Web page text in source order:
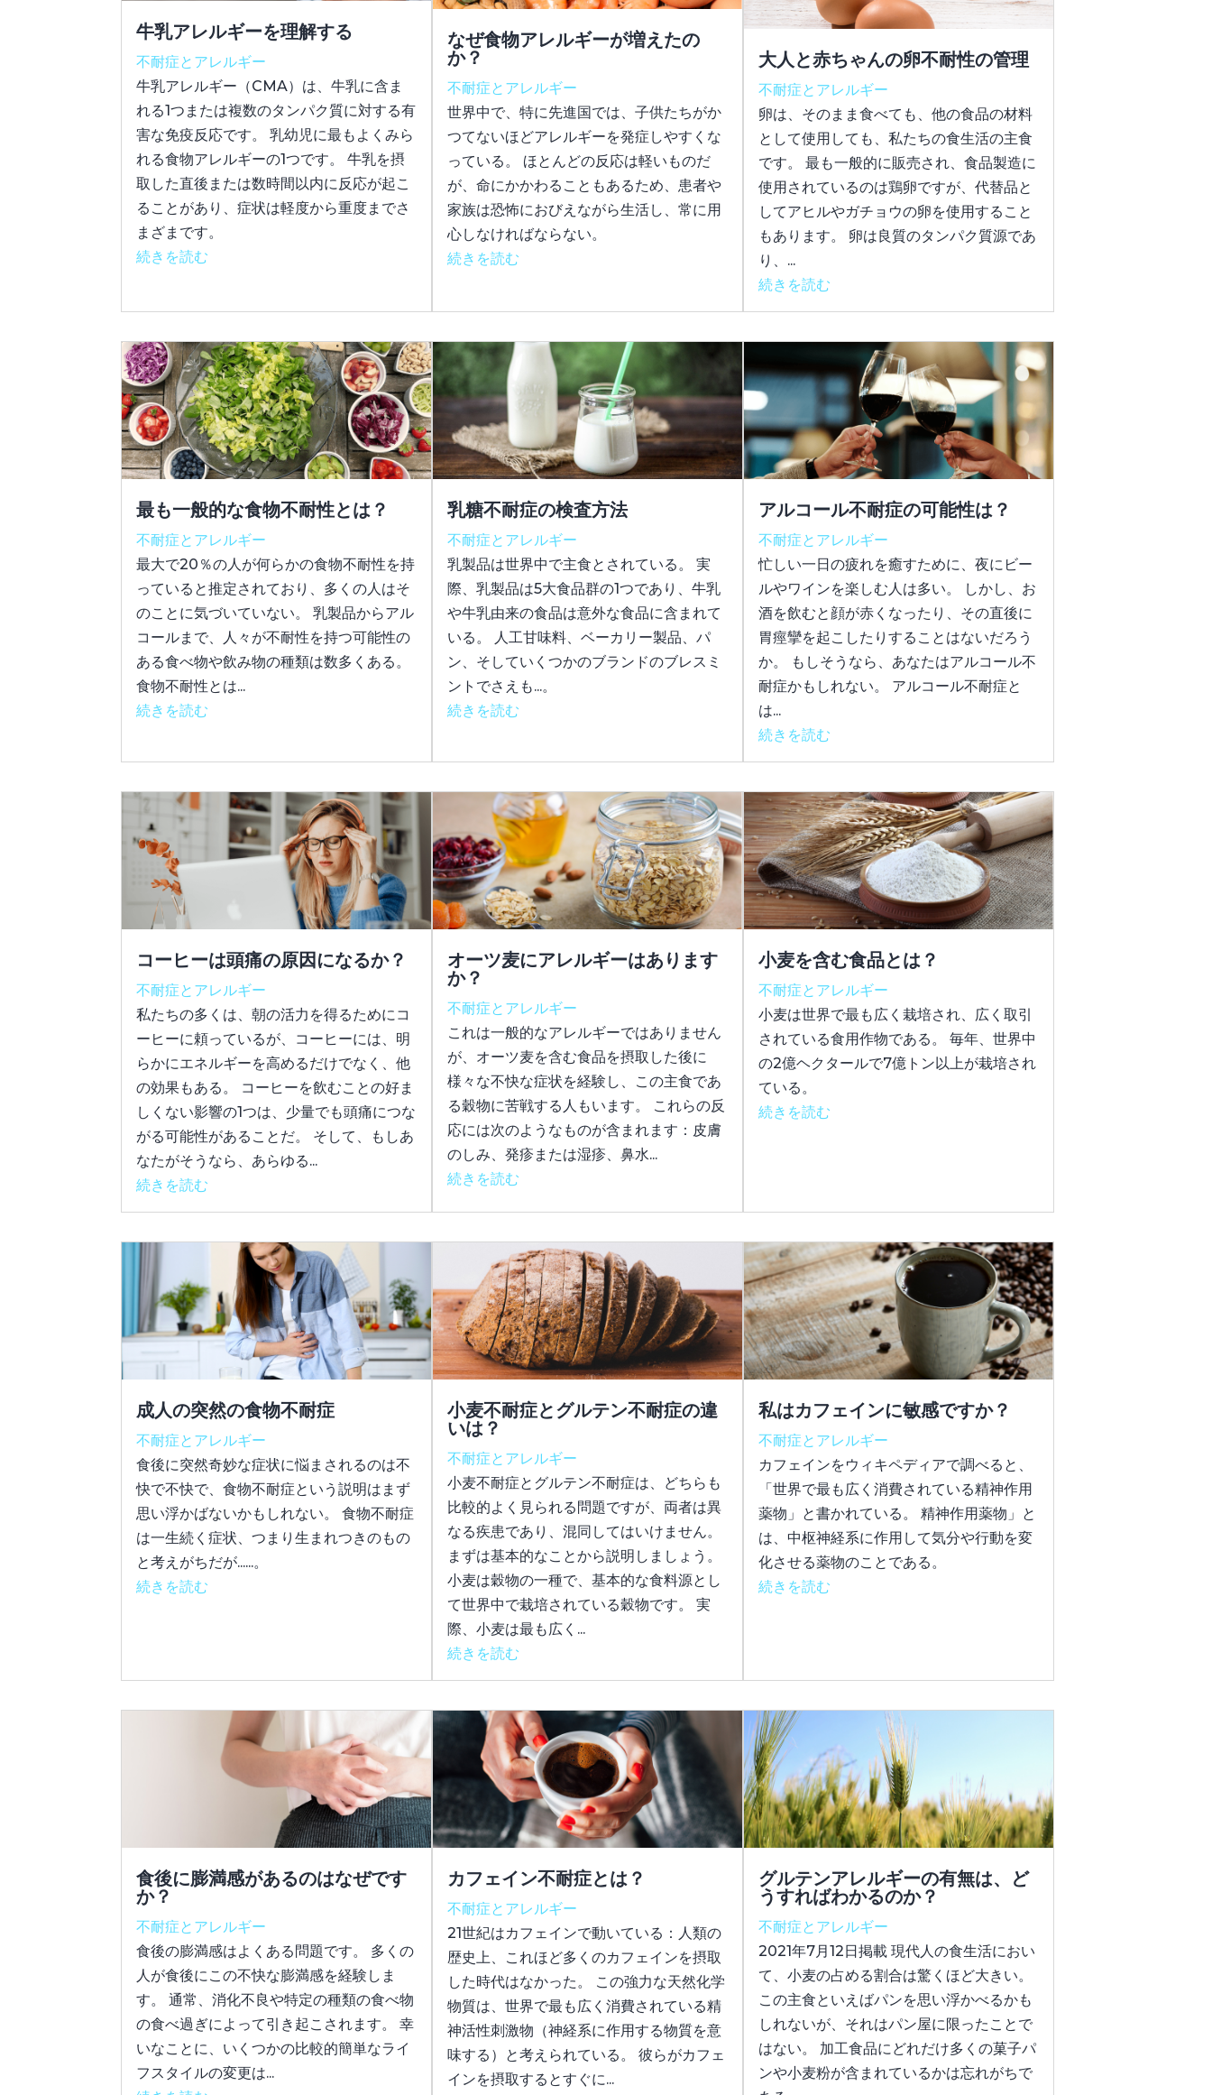
牛乳アレルギーを理解する
不耐症とアレルギー
牛乳アレルギー（CMA）は、牛乳に含ま
れる1つまたは複数のタンパク質に対する有
害な免疫反応です。 乳幼児に最もよくみら
れる食物アレルギーの1つです。 牛乳を摂
取した直後または数時間以内に反応が起こ
ることがあり、症状は軽度から重度までさ
まざまです。
続きを読む
なぜ食物アレルギーが増えたの
か？
不耐症とアレルギー
世界中で、特に先進国では、子供たちがか
つてないほどアレルギーを発症しやすくな
っている。 ほとんどの反応は軽いものだ
が、命にかかわることもあるため、患者や
家族は恐怖におびえながら生活し、常に用
心しなければならない。
続きを読む
大人と赤ちゃんの卵不耐性の管理
不耐症とアレルギー
卵は、そのまま食べても、他の食品の材料
として使用しても、私たちの食生活の主食
です。 最も一般的に販売され、食品製造に
使用されているのは鶏卵ですが、代替品と
してアヒルやガチョウの卵を使用すること
もあります。 卵は良質のタンパク質源であ
り、...
続きを読む
最も一般的な食物不耐性とは？
不耐症とアレルギー
最大で20％の人が何らかの食物不耐性を持
っていると推定されており、多くの人はそ
のことに気づいていない。 乳製品からアル
コールまで、人々が不耐性を持つ可能性の
ある食べ物や飲み物の種類は数多くある。
食物不耐性とは...
続きを読む
乳糖不耐症の検査方法
不耐症とアレルギー
乳製品は世界中で主食とされている。 実
際、乳製品は5大食品群の1つであり、牛乳
や牛乳由来の食品は意外な食品に含まれて
いる。 人工甘味料、ベーカリー製品、パ
ン、そしていくつかのブランドのブレスミ
ントでさえも...。
続きを読む
アルコール不耐症の可能性は？
不耐症とアレルギー
忙しい一日の疲れを癒すために、夜にビー
ルやワインを楽しむ人は多い。 しかし、お
酒を飲むと顔が赤くなったり、その直後に
胃痙攣を起こしたりすることはないだろう
か。 もしそうなら、あなたはアルコール不
耐症かもしれない。 アルコール不耐症と
は...
続きを読む
コーヒーは頭痛の原因になるか？
不耐症とアレルギー
私たちの多くは、朝の活力を得るためにコ
ーヒーに頼っているが、コーヒーには、明
らかにエネルギーを高めるだけでなく、他
の効果もある。 コーヒーを飲むことの好ま
しくない影響の1つは、少量でも頭痛につな
がる可能性があることだ。 そして、もしあ
なたがそうなら、あらゆる...
続きを読む
オーツ麦にアレルギーはあります
か？
不耐症とアレルギー
これは一般的なアレルギーではありません
が、オーツ麦を含む食品を摂取した後に
様々な不快な症状を経験し、この主食であ
る穀物に苦戦する人もいます。 これらの反
応には次のようなものが含まれます：皮膚
のしみ、発疹または湿疹、鼻水...
続きを読む
小麦を含む食品とは？
不耐症とアレルギー
小麦は世界で最も広く栽培され、広く取引
されている食用作物である。 毎年、世界中
の2億ヘクタールで7億トン以上が栽培され
ている。
続きを読む
成人の突然の食物不耐症
不耐症とアレルギー
食後に突然奇妙な症状に悩まされるのは不
快で不快で、食物不耐症という説明はまず
思い浮かばないかもしれない。 食物不耐症
は一生続く症状、つまり生まれつきのもの
と考えがちだが......。
続きを読む
小麦不耐症とグルテン不耐症の違
いは？
不耐症とアレルギー
小麦不耐症とグルテン不耐症は、どちらも
比較的よく見られる問題ですが、両者は異
なる疾患であり、混同してはいけません。
まずは基本的なことから説明しましょう。
小麦は穀物の一種で、基本的な食料源とし
て世界中で栽培されている穀物です。 実
際、小麦は最も広く...
続きを読む
私はカフェインに敏感ですか？
不耐症とアレルギー
カフェインをウィキペディアで調べると、
「世界で最も広く消費されている精神作用
薬物」と書かれている。 精神作用薬物」と
は、中枢神経系に作用して気分や行動を変
化させる薬物のことである。
続きを読む
食後に膨満感があるのはなぜです
か？
不耐症とアレルギー
食後の膨満感はよくある問題です。 多くの
人が食後にこの不快な膨満感を経験しま
す。 通常、消化不良や特定の種類の食べ物
の食べ過ぎによって引き起こされます。 幸
いなことに、いくつかの比較的簡単なライ
フスタイルの変更は...
カフェイン不耐症とは？
不耐症とアレルギー
21世紀はカフェインで動いている：人類の
歴史上、これほど多くのカフェインを摂取
した時代はなかった。 この強力な天然化学
物質は、世界で最も広く消費されている精
神活性刺激物（神経系に作用する物質を意
味する）と考えられている。 彼らがカフェ
インを摂取するとすぐに...
グルテンアレルギーの有無は、ど
うすればわかるのか？
不耐症とアレルギー
2021年7月12日掲載 現代人の食生活におい
て、小麦の占める割合は驚くほど大きい。
この主食といえばパンを思い浮かべるかも
しれないが、それはパン屋に限ったことで
はない。 加工食品にどれだけ多くの菓子パ
ンや小麦粉が含まれているかは忘れがちで